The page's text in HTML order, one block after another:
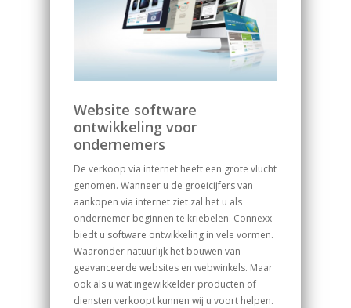
Website software
ontwikkeling voor
ondernemers
De verkoop via internet heeft een grote vlucht
genomen. Wanneer u de groeicijfers van
aankopen via internet ziet zal het u als
ondernemer beginnen te kriebelen. Connexx
biedt u software ontwikkeling in vele vormen.
Waaronder natuurlijk het bouwen van
geavanceerde websites en webwinkels. Maar
ook als u wat ingewikkelder producten of
diensten verkoopt kunnen wij u voort helpen.